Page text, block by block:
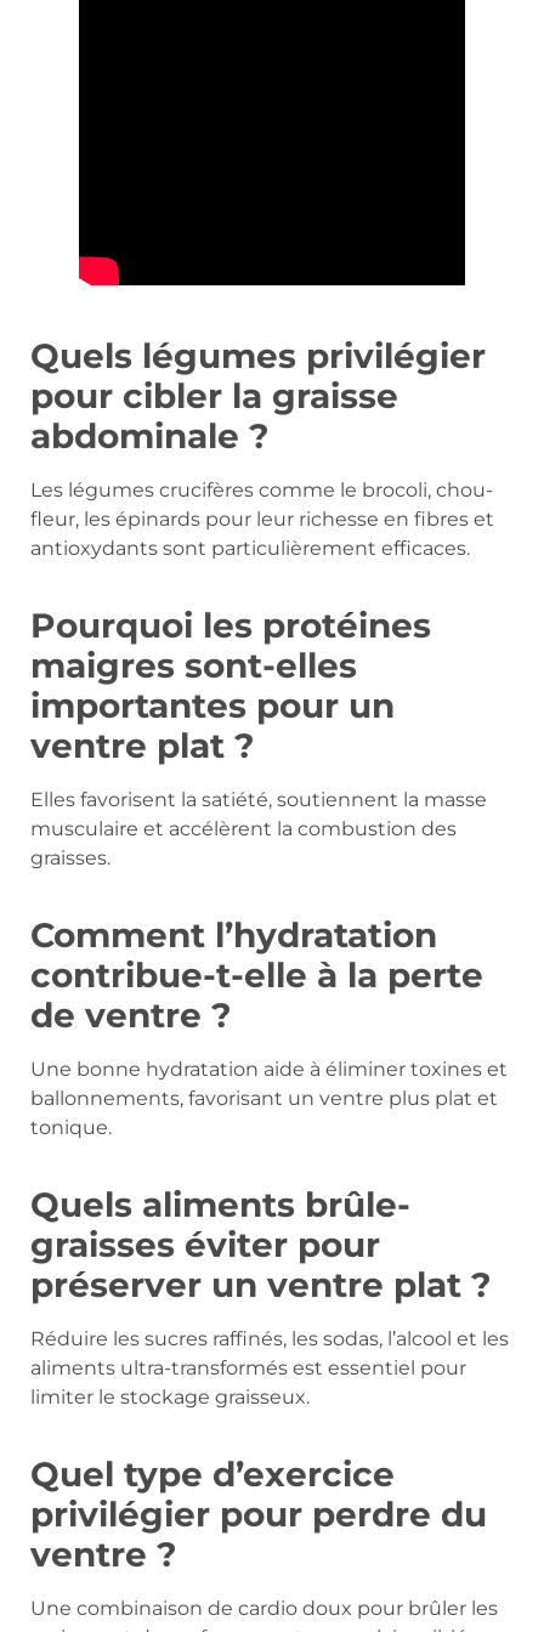
Quels légumes privilégier
pour cibler la graisse
abdominale ?
Les légumes crucifères comme le brocoli, chou-
fleur, les épinards pour leur richesse en fibres et
antioxydants sont particulièrement efficaces.
Pourquoi les protéines
maigres sont-elles
importantes pour un
ventre plat ?
Elles favorisent la satiété, soutiennent la masse
musculaire et accélèrent la combustion des
graisses.
Comment l’hydratation
contribue-t-elle à la perte
de ventre ?
Une bonne hydratation aide à éliminer toxines et
ballonnements, favorisant un ventre plus plat et
tonique.
Quels aliments brûle-
graisses éviter pour
préserver un ventre plat ?
Réduire les sucres raffinés, les sodas, l’alcool et les
aliments ultra-transformés est essentiel pour
limiter le stockage graisseux.
Quel type d’exercice
privilégier pour perdre du
ventre ?
Une combinaison de cardio doux pour brûler les